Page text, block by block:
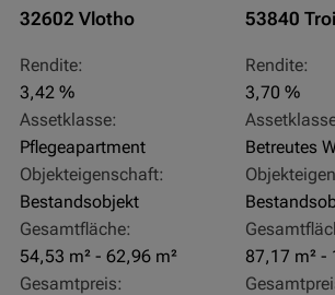
32602 Vlotho
Rendite:
3,42 %
Assetklasse:
Pflegeapartment
Objekteigenschaft:
Bestandsobjekt
Gesamtfläche:
54,53 m² - 62,96 m²
Gesamtpreis:
53840
Rendite:
3,70 %
Betreutes
87,17 m² -